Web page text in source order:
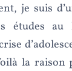
je suis
études au
la